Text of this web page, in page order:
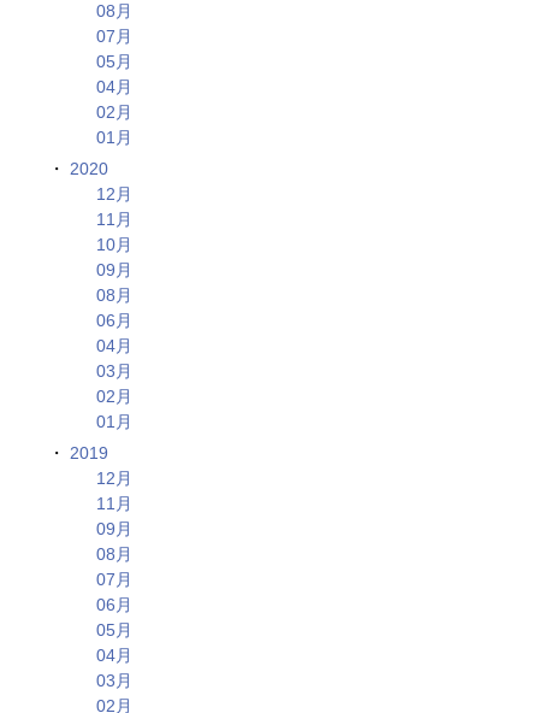
08月
07月
05月
04月
02月
01月
2020
12月
11月
10月
09月
08月
06月
04月
03月
02月
01月
2019
12月
11月
09月
08月
07月
06月
05月
04月
03月
02月